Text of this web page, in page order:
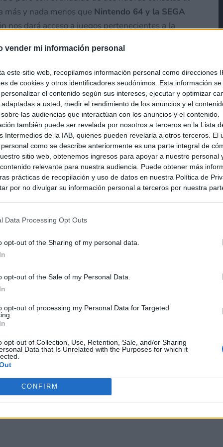
vender mi información personal
este sitio web, recopilamos información personal como direcciones
de cookies y otros identificadores seudónimos. Esta información
el contenido según sus intereses, ejecutar y optimizar
adaptadas a usted, medir el rendimiento de los anuncios y el
las audiencias que interactúan con los anuncios y el contenido.
también puede ser revelada por nosotros a terceros en la Lista
Intermedios de la IAB, quienes pueden revelarla a otros terceros. El
como se describe anteriormente es una parte integral de
sitio web, obtenemos ingresos para apoyar a nuestro personal
relevante para nuestra audiencia. Puede obtener más
prácticas de recopilación y uso de datos en nuestra Política de
por no divulgar su información personal a terceros por nuestra
en la información personal utilizada por nosotros o en
por no participar en la divulgación adicional de su información
en la Lista de participantes intermedios de la IAB.
Data Processing Opt Outs
opt-out of the Sharing of my personal data.
opt-out of the Sale of my Personal Data.
opt-out of processing my Personal Data for Targeted
opt-out of Collection, Use, Retention, Sale, and/or Sharing
Data that Is Unrelated with the Purposes for which it
CONFIRM
más y nada menos que Nintendo 64 y la SEGA
nos dará acceso a juegos pertenecientes a la
hubiera creído. Esta nueva suscripción
cuál será su precio , podemos ir echándole un ojo
de juegos de
Drive donde y cuando
+ Paquete de
que estará
September 23,
primera vez en 1996, serán 9 los juegos que entren
con joyas que a día de hoy siguen siendo
o Super Mario 64. Veamos la lista: